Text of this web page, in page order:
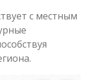
с местным